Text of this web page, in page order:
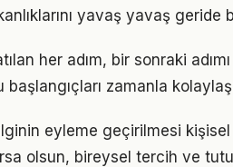
yavaş yavaş geride
her adım, bir sonraki
zamanla
eyleme geçirilmesi
olsun, bireysel tercih ve